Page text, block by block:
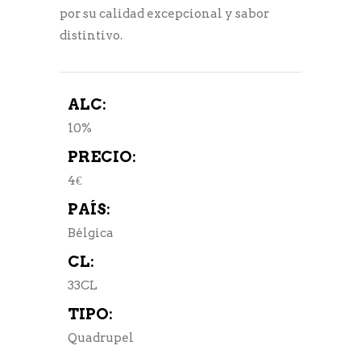
por su calidad excepcional y sabor
distintivo.
ALC:
10%
PRECIO:
4€
PAÍS:
Bélgica
CL:
33CL
TIPO:
Quadrupel